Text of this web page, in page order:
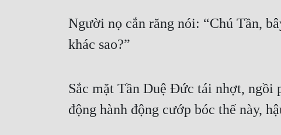
Người nọ cắn răng nói: “Chú Tần,
khác sao?”
Sắc mặt Tần Duệ Đức tái nhợt, ngồi
động hành động cướp bóc thế này,